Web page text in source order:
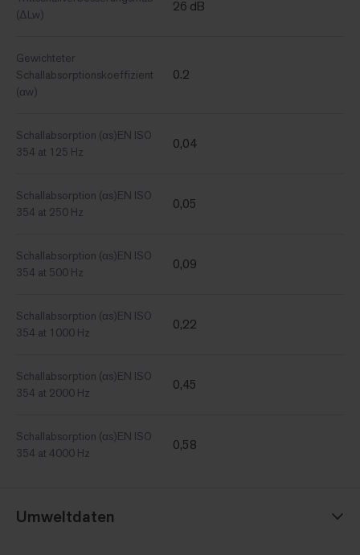
(ΔLw)
26 dB
Gewichteter
Schallabsorptionskoeffizient
(αw)
0.2
Schallabsorption (αs)EN ISO
354 at 125 Hz
0,04
Schallabsorption (αs)EN ISO
354 at 250 Hz
0,05
Schallabsorption (αs)EN ISO
354 at 500 Hz
0,09
Schallabsorption (αs)EN ISO
354 at 1000 Hz
0,22
Schallabsorption (αs)EN ISO
354 at 2000 Hz
0,45
Schallabsorption (αs)EN ISO
354 at 4000 Hz
0,58
Umweltdaten